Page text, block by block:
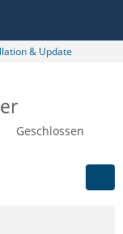
& Update
Geschlossen